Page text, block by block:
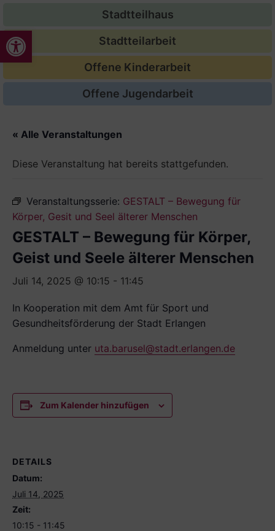
Werkzeugleiste öffnen
Stadtteilhaus
Stadtteilarbeit
Offene Kinderarbeit
Offene Jugendarbeit
« Alle Veranstaltungen
Diese Veranstaltung hat bereits stattgefunden.
Veranstaltungsserie: GESTALT – Bewegung für
Körper, Gesit und Seel älterer Menschen
GESTALT – Bewegung für Körper,
Geist und Seele älterer Menschen
Juli 14, 2025 @ 10:15 - 11:45
In Kooperation mit dem Amt für Sport und
Gesundheitsförderung der Stadt Erlangen
Anmeldung unter uta.barusel@stadt.erlangen.de
Zum Kalender hinzufügen
DETAILS
Datum:
Juli 14, 2025
Zeit:
10:15 - 11:45